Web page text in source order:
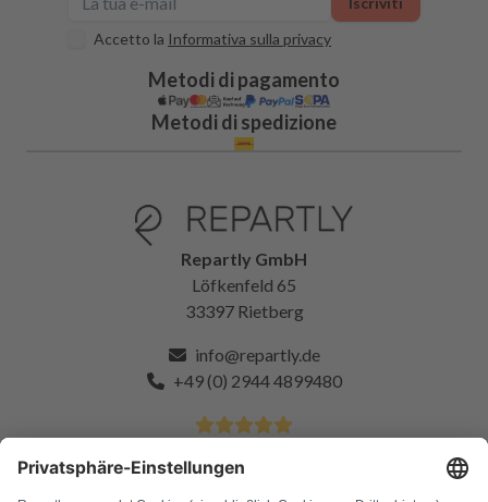
Accetto la Informativa sulla privacy
Metodi di pagamento
Metodi di spedizione
Repartly GmbH
Löfkenfeld 65
33397 Rietberg
info@repartly.de
+49 (0) 2944 4899480